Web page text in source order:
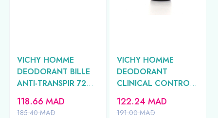
VICHY HOMME
DEODORANT BILLE
ANTI-TRANSPIR 72H
50ML
185.40MAD
118.66 MAD
VICHY HOMME
DEODORANT
CLINICAL CONTROL
96H 50ML
191.00MAD
122.24 MAD